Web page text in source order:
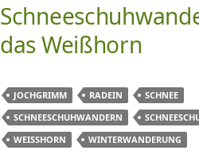
das Weißhorn
JOCHGRIMM RADEIN
SCHNEE
SCHNEESCHUHWANDERN
WEISSHORN
WINTERWANDERUNG